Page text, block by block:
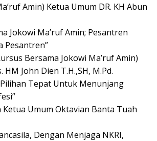
Amin) Ketua Umum DR. KH Abun
Jokowi Ma’ruf Amin; Pesantren
Pesantren”
Bersama Jokowi Ma’ruf Amin)
John Dien T.H.,SH, M.Pd.
Tepat Untuk Menunjang
Ketua Umum Oktavian Banta Tuah
Dengan Menjaga NKRI,